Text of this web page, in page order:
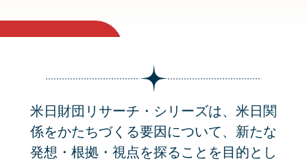
米日財団リサーチ・シリーズは、米日関
係をかたちづくる要因について、新たな
発想・根拠・視点を探ることを目的とし